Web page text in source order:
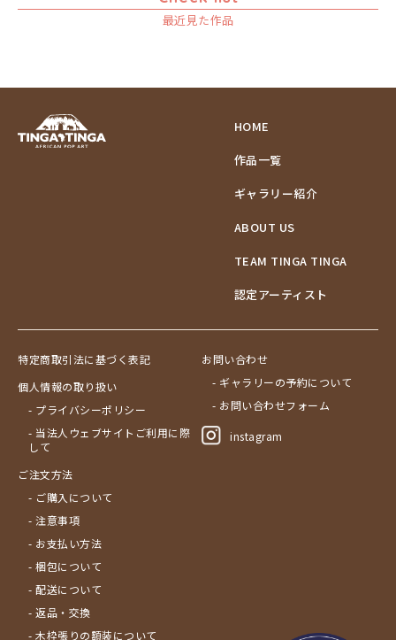
最近見た作品
HOME
作品一覧
ギャラリー紹介
ABOUT US
TEAM TINGA TINGA
認定アーティスト
特定商取引法に基づく表記
個人情報の取り扱い
- プライバシーポリシー
- 当法人ウェブサイトご利用に際
して
ご注文方法
- ご購入について
- 注意事項
- お支払い方法
- 梱包について
- 配送について
- 返品・交換
- 木枠張りの額装について
お問い合わせ
- ギャラリーの予約について
- お問い合わせフォーム
instagram